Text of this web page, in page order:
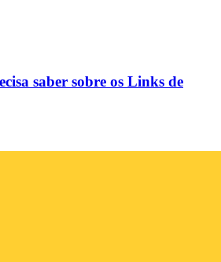
saber sobre os Links de